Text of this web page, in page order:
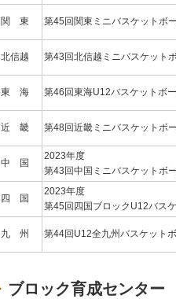
関 東 第45回関東ミニバスケットボ
北信越 第43回北信越ミニバスケット
東 海 第46回東海U12バスケットボ
近 畿 第48回近畿ミニバスケットボ
中 国
2023年度
第43回中国ミニバスケットボ
四 国
2023年度
第45回四国ブロックU12バス
九 州 第44回U12全九州バスケット
ブロック育成センター